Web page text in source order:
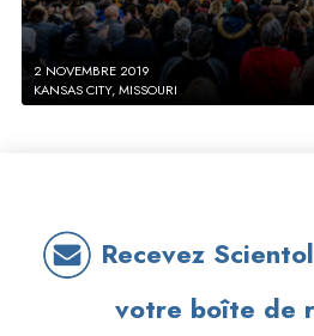
2 NOVEMBRE 2019
KANSAS CITY, MISSOURI
Recevez
votre boîte de